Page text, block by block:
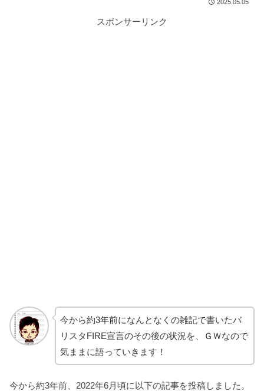
2025.05.05
スポンサーリンク
今から約3年前になんとなくの雑記で書いたバ
リスタFIRE宣言のその後の状況を、ＧＷなので
気ままに語っていきます！
今から約3年前、2022年6月頃に以下の記事を投稿しました。